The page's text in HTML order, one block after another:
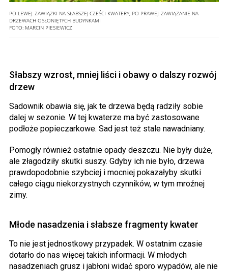
PO LEWEJ: ZAWIĄZKI NA SŁABSZEJ CZEŚCI KWATERY, PO PRAWEJ: ZAWIĄZANIE NA
DRZEWACH OSŁONIĘTYCH BUDYNKAMI
FOTO: MARCIN PIESIEWICZ
Słabszy wzrost, mniej liści i obawy o dalszy rozwój
drzew
Sadownik obawia się, jak te drzewa będą radziły sobie
dalej w sezonie. W tej kwaterze ma być zastosowane
podłoże popieczarkowe. Sad jest też stale nawadniany.
Pomogły również ostatnie opady deszczu. Nie były duże,
ale złagodziły skutki suszy. Gdyby ich nie było, drzewa
prawdopodobnie szybciej i mocniej pokazałyby skutki
całego ciągu niekorzystnych czynników, w tym mroźnej
zimy.
Młode nasadzenia i słabsze fragmenty kwater
To nie jest jednostkowy przypadek. W ostatnim czasie
dotarło do nas więcej takich informacji. W młodych
nasadzeniach grusz i jabłoni widać sporo wypadów, ale nie